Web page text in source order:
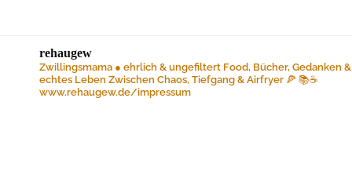
rehaugew
Zwillingsmama ● ehrlich & ungefiltert Food, Bücher, Gedanken &
echtes Leben Zwischen Chaos, Tiefgang & Airfryer 🍕 📚☕️
www.rehaugew.de/impressum